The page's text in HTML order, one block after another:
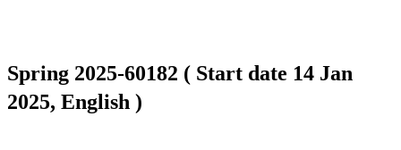
Spring 2025-60182 ( Start date 14 Jan
2025, English )